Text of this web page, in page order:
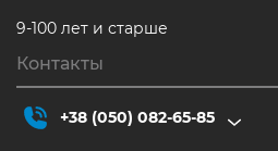
9-100 лет и старше
Контакты
+38 (050) 082-65-85